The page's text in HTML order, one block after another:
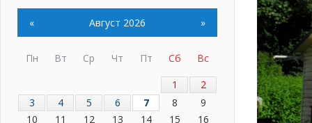
В Ленобласти растет потребление
мобильного трафика
04 августа 2026
Полумрак бьёт по карману
Вниманию автомобилистов!
04 августа 2026
« Август 2026 »
Пн Вт Ср Чт Пт Сб
Вс
1
2
3
4 5 6 7 8
9
10
11 12 13 14 15
16